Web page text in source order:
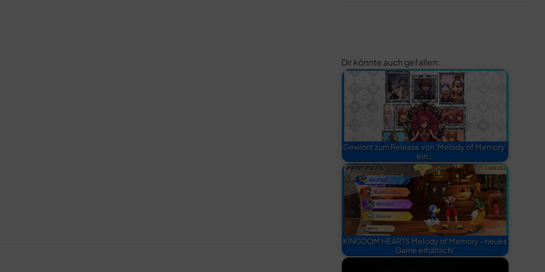
Dir könnte auch gefallen:
Gewinnt zum Release von 'Melody of Memory'
ein…
KINGDOM HEARTS Melody of Memory - neues
Game erhältlich!